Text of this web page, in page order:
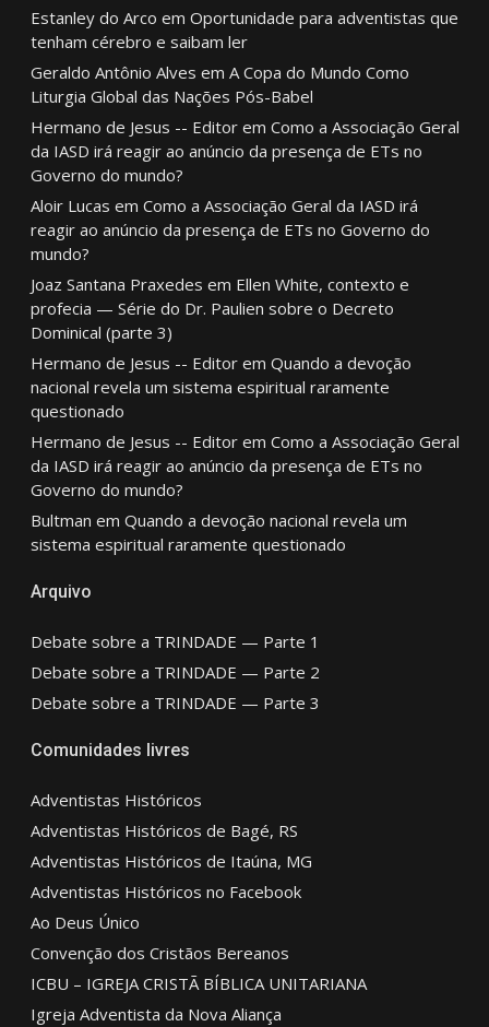
Estanley do Arco em Oportunidade para adventistas que
tenham cérebro e saibam ler
Geraldo Antônio Alves em A Copa do Mundo Como
Liturgia Global das Nações Pós-Babel
Hermano de Jesus -- Editorem Como a Associação Geral
da IASD irá reagir ao anúncio da presença de ETs no
Governo do mundo?
Aloir Lucas em Como a Associação Geral da IASD irá
reagir ao anúncio da presença de ETs no Governo do
mundo?
Joaz Santana Praxedes em Ellen White, contexto e
profecia — Série do Dr. Paulien sobre o Decreto
Dominical (parte 3)
Hermano de Jesus -- Editorem Quando a devoção
nacional revela um sistema espiritual raramente
questionado
Hermano de Jesus -- Editorem Como a Associação Geral
da IASD irá reagir ao anúncio da presença de ETs no
Governo do mundo?
Bultman em Quando a devoção nacional revela um
sistema espiritual raramente questionado
Arquivo
Debate sobre a TRINDADE — Parte 1
Debate sobre a TRINDADE — Parte 2
Debate sobre a TRINDADE — Parte 3
Comunidades livres
Adventistas Históricos
Adventistas Históricos de Bagé, RS
Adventistas Históricos de Itaúna, MG
Adventistas Históricos no Facebook
Ao Deus Único
Convenção dos Cristãos Bereanos
ICBU – IGREJA CRISTÃ BÍBLICA UNITARIANA
Igreja Adventista da Nova Aliança